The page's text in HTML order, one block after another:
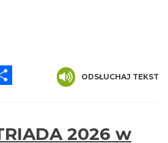
ODSŁUCHAJ TEKST
2026 w